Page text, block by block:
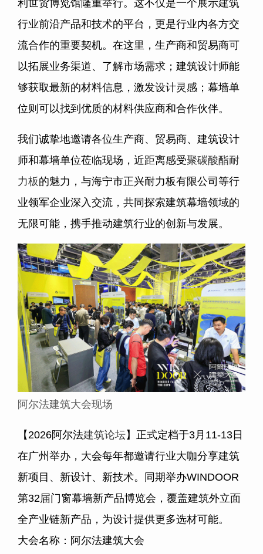
利世贸博览馆隆重举行。这不仅是一个展示建筑
行业前沿产品和技术的平台，更是行业内各方交
流合作的重要契机。在这里，生产商和贸易商可
以拓展业务渠道、了解市场需求；建筑设计师能
够获取最新的材料信息，激发设计灵感；幕墙单
位则可以找到优质的材料供应商和合作伙伴。
我们诚挚地邀请各位生产商、贸易商、建筑设计
师和幕墙单位莅临现场，近距离感受聚碳酸酯耐
力板的魅力，与海宁市正兴耐力板有限公司等行
业领军企业深入交流，共同探索建筑幕墙领域的
无限可能，携手推动建筑行业的创新与发展。
阿尔法建筑大会现场
【2026阿尔法建筑论坛】正式定档于3月11-13日
在广州举办，大会每年都邀请行业大咖分享建筑
新项目、新设计、新技术。同期举办WINDOOR
第32届门窗幕墙新产品博览会，覆盖建筑外立面
全产业链新产品，为设计提供更多选材可能。
大会名称：阿尔法建筑大会